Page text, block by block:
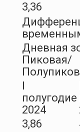
3,36
Дневная
Пиковая/
полугодие
2024
3,86